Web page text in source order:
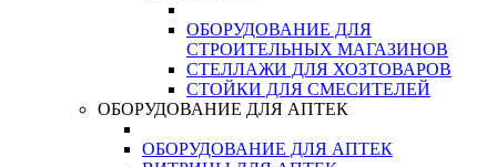
ОБОРУДОВАНИЕ ДЛЯ
СТРОИТЕЛЬНЫХ МАГАЗИНОВ
СТЕЛЛАЖИ ДЛЯ ХОЗТОВАРОВ
СТОЙКИ ДЛЯ СМЕСИТЕЛЕЙ
ОБОРУДОВАНИЕ ДЛЯ АПТЕК
ОБОРУДОВАНИЕ ДЛЯ АПТЕК